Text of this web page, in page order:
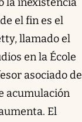
el fin es el
llamado el
en la École
asociado de
acumulación
El